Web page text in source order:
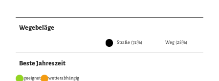
Wegebeläge
Straße (72%) Weg (28%)
Beste Jahreszeit
geeignet wetterabhängig